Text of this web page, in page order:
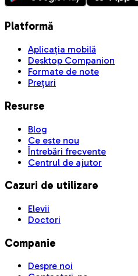
Platformă
Aplicația mobilă
Desktop Companion
Formate de note
Prețuri
Resurse
Blog
Ce este nou
Întrebări frecvente
Centrul de ajutor
Cazuri de utilizare
Elevii
Doctori
Companie
Despre noi